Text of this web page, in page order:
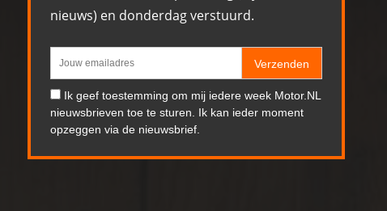
nieuws) en donderdag verstuurd.
Verzenden
Ik geef toestemming om mij iedere week Motor.NL
nieuwsbrieven toe te sturen. Ik kan ieder moment
opzeggen via de nieuwsbrief.